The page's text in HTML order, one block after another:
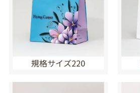
規格サイズ220